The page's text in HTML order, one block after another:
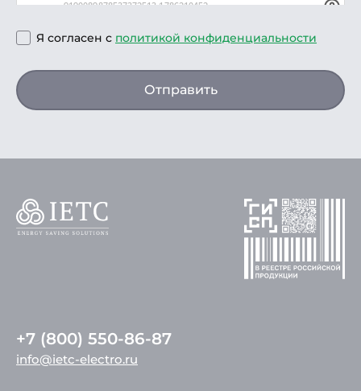
Я согласен с политикой конфиденциальности
Отправить
+7 (800) 550-86-87
info@ietc-electro.ru